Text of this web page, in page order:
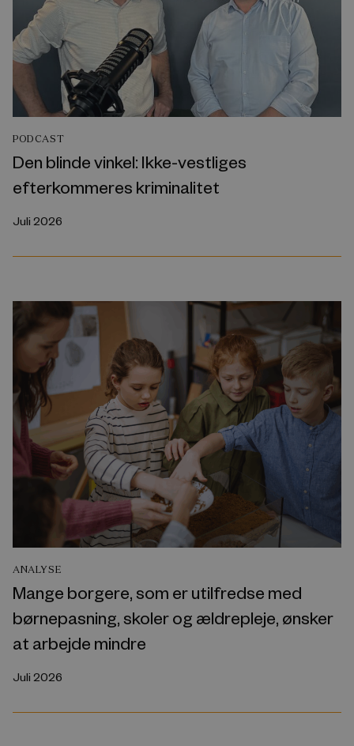
PODCAST
Den blinde vinkel: Ikke-vestliges
efterkommeres kriminalitet
Juli 2026
ANALYSE
Mange borgere, som er utilfredse med
børnepasning, skoler og ældrepleje, ønsker
at arbejde mindre
Juli 2026